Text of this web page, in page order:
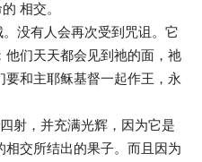
相交。
没有人会再次受到咒诅。它
他们天天都会见到祂的面，祂
和主耶稣基督一起作王，永
射，并充满光辉，因为它是
交所结出的果子。而且因为